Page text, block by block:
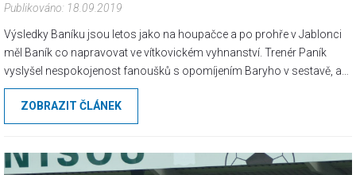
Publikováno: 18.09.2019
Výsledky Baníku jsou letos jako na houpačce a po prohře v Jablonci
měl Baník co napravovat ve vítkovickém vyhnanství. Trenér Paník
vyslyšel nespokojenost fanoušků s opomíjením Baryho v sestavě, a
tak Bary mohl nastoupit hned od základu! Ultras Baníku apelovali na
všechny Chachary, aby přišli na zápas v baníkovském dresu a donesli
si nastříhané papírky. Před zápasem jsme byli svědky symbolické
ZOBRAZIT ČLÁNEK